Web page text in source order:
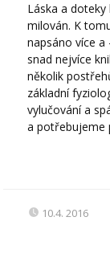
Láska a
milován. K
napsáno více
snad nejvíce
několik
základní
vylučování a
a potřebujeme
10.4. 2016